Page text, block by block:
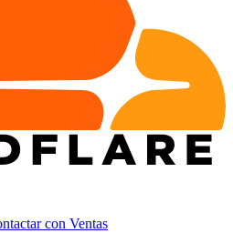
con Ventas